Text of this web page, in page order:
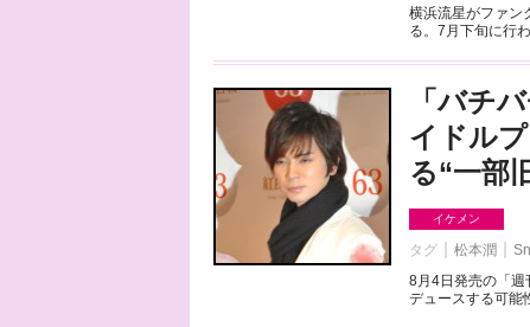
横浜流星がファン
る。7月下旬に行
「バチ
イドル
る“一部
イケメン
タグ 松本潤
8月4日発売の「週
デュースする可能